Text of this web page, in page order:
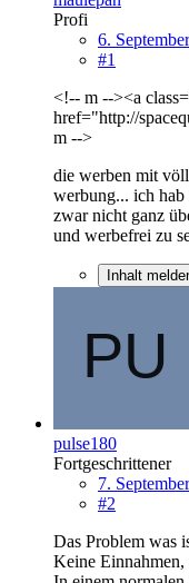
Profi
6.
#1
<!-- m --><a
href="http://
m -->
die werben mit
werbung... ich hab
zwar nicht ganz
und werbefrei zu
Inhalt
pulse180
Fortgeschrittener
7.
#2
Das Problem was
Keine Einnahmen,